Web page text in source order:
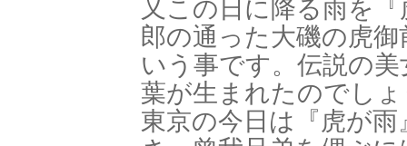
又この日に降る雨を
郎の通った大磯の虎
いう事です。伝説の
葉が生まれたのでし
東京の今日は『虎が